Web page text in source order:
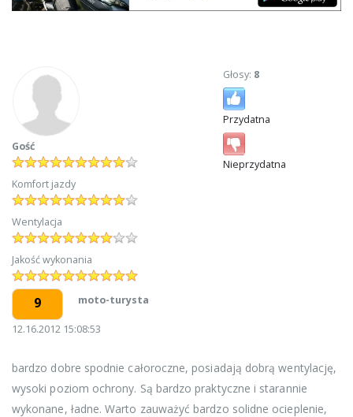
Gość
Komfort jazdy
Wentylacja
Jakość wykonania
Głosy: 8
Przydatna
Nieprzydatna
9 moto-turysta
12.16.2012 15:08:53
bardzo dobre spodnie całoroczne, posiadają dobrą wentylację,
wysoki poziom ochrony. Są bardzo praktyczne i starannie
wykonane, ładne. Warto zauważyć bardzo solidne ocieplenie,